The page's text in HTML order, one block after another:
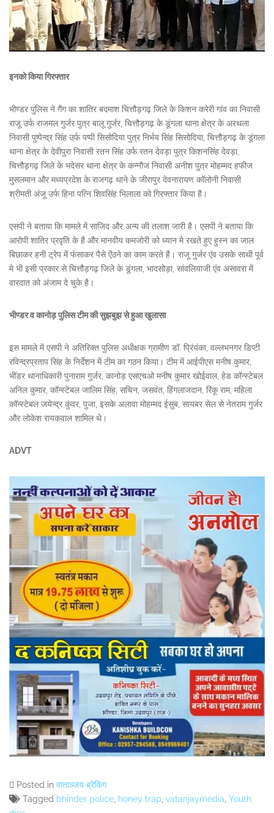
इनको किया गिरफ्तार
भीण्डर पुलिस ने गैंग का शातिर बदमाश चित्तौड़गढ़ जिले के किशन करेरी गांव का निवासी
राजू उर्फ राजमल गुर्जर पुत्र बालू गुर्जर, चित्तौड़गढ़ के डूंगला थाना क्षेत्र के अरथला
निवासी पुष्पेन्द्र सिंह उर्फ पप्पी सिसोदिया पुत्र निर्भय सिंह सिसोदिया, चित्तौड़गढ़ के डूंगला
थाना क्षेत्र के देवीपुरा निवासी रतन सिंह उर्फ रतन देवड़ा पुत्र किशनसिंह देवड़ा,
चित्तौड़गढ़ जिले के भदेसर थाना क्षेत्र के कन्नौज निवासी अनीश पुत्र मोहम्मद हफीज
मुसलमान और मध्यप्रदेश के राजगढ़ थाने के जीरापुर देवनारायण कॉलोनी निवासी
श्रीमती अंजू उर्फ हिना पत्नि शिवसिंह भिलाला को गिरफ्तार किया है।
एसपी ने बताया कि मामले में साजिद और अन्य की तलाश जारी है। एसपी ने बताया कि
आरोपी शातिर प्रवृति के है और मानवीय कमजोरी को ध्यान मे रखते हुए हुस्न का जाल
बिछाकर हनी ट्रेप में फंसाकर पैसे ऐंठने का काम करते है। राजू गुर्जर एंव उसके साथी पूर्व
मे भी इसी प्रकार से चित्तौड़गढ़ जिले के डूंगला, भादसोड़ा, सांवलियाजी एंव असावरा में
वारदात को अंजाम दे चुके है।
भीण्डर व कानोड़ पुलिस टीम की सुझबुझ से हुआ खुलासा
इस मामले में एसपी ने अतिरिक्त पुलिस अधीक्षक ग्रामीण डॉ. प्रिंयंका, वल्लभनगर डिप्टी
रविन्द्रप्रताप सिंह के निर्देशन में टीम का गठन किया। टीम में आईपीएस मनीष कुमार,
भींडर थानाधिकारी पुनाराम गुर्जर, कानोड़ एसएचओ मनीष कुमार खोईवाल, हेड कॉन्स्टेबल
अनिल कुमार, कॉन्स्टेबल जालिम सिंह, सचिन, जसवंत, हिंगलाजदान, रिंकू राम, महिला
कॉन्स्टेबल जयेन्द्र कुंवर, पुजा, इसके अलावा मोहम्मद ईसुब, सायबर सेल से नेतराम गुर्जर
और लोकेश रायकवाल शामिल थे।
ADVT
Posted in वाताञ्जय ब्रेकिंग
Tagged bhinder police honey trap vatanjaymedia Youth